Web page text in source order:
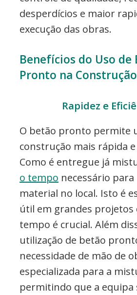
desperdícios e maior
execução das obras.
Benefícios do Uso de
Pronto na Construção
Rapidez e
O betão pronto permite
construção mais rápida
Como é entregue já
o tempo necessário
material no local. Isto é
útil em grandes projetos
tempo é crucial. Além
utilização de betão
necessidade de mão de
especializada para a
permitindo que a equipa